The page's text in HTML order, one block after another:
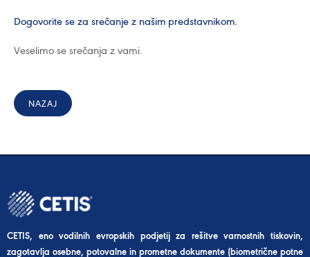
Dogovorite se za srečanje z našim predstavnikom.
Veselimo se srečanja z vami.
NAZAJ
CETIS, eno vodilnih evropskih podjetij za rešitve varnostnih tiskovin,
zagotavlja osebne, potovalne in prometne dokumente (biometrične potne